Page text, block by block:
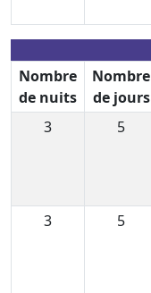
Nombre
de nuits
Nombre
de jours
3
5
3
5